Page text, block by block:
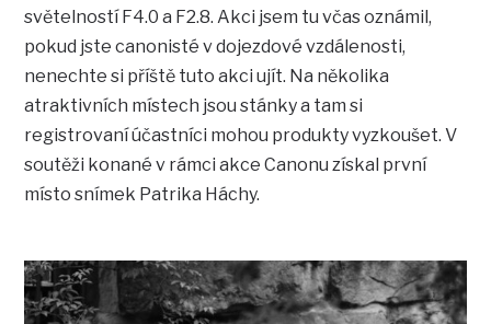
světelností F4.0 a F2.8. Akci jsem tu včas oznámil,
pokud jste canonisté v dojezdové vzdálenosti,
nenechte si příště tuto akci ujít. Na několika
atraktivních místech jsou stánky a tam si
registrovaní účastníci mohou produkty vyzkoušet. V
soutěži konané v rámci akce Canonu získal první
místo snímek Patrika Háchy.